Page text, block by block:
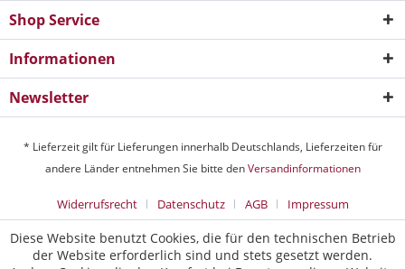
Shop Service
Informationen
Newsletter
* Lieferzeit gilt für Lieferungen innerhalb Deutschlands, Lieferzeiten für
andere Länder entnehmen Sie bitte denVersandinformationen
Widerrufsrecht Datenschutz AGB Impressum
Diese Website benutzt Cookies, die für den technischen Betrieb
der Website erforderlich sind und stets gesetzt werden.